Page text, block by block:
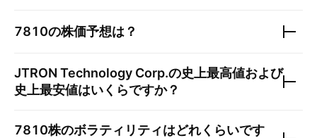
7810の株価予想は？
JTRON Technology Corp.の史上最高値および
史上最安値はいくらですか？
7810株のボラティリティはどれくらいです